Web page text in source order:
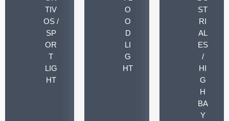
TIV
OS /
SP
OR
T
LIG
HT
O
O
D
LI
G
HT
ST
RI
AL
ES
/
HI
G
H
BA
Y